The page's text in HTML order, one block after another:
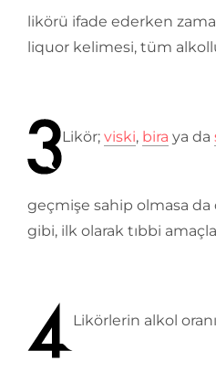
likörü ifade ederken
liquor kelimesi, tüm
Likör; viski, bira ya da
geçmişe sahip olmasa
gibi, ilk olarak tıbbi
Likörlerin alkol